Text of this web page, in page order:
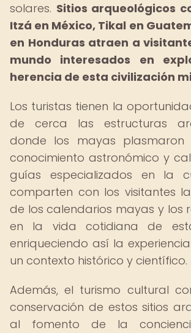
solares. Sitios arqueológicos
Itzá en México, Tikal en
en Honduras atraen a
mundo interesados en
herencia de esta civilización
Los turistas tienen la
de cerca las estructuras
donde los mayas plasmaron
conocimiento astronómico y
guías especializados en la
comparten con los visitantes
de los calendarios mayas y los
en la vida cotidiana de
enriqueciendo así la
un contexto histórico y científico.
Además, el turismo cultural
conservación de estos sitios
al fomento de la